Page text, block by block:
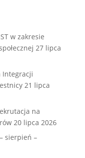
w zakresie
27 lipca
Integracji
21 lipca
na
20 lipca 2026
sierpień –